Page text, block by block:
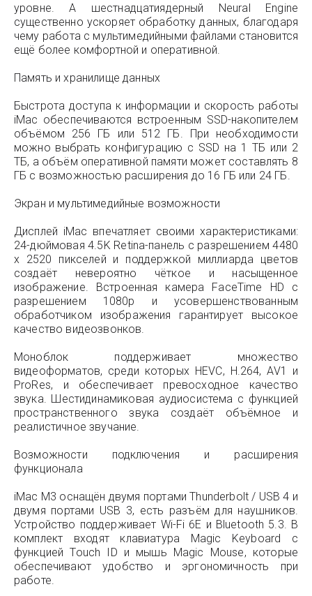
уровне. А шестнадцатиядерный Neural Engine
существенно ускоряет обработку данных, благодаря
чему работа с мультимедийными файлами становится
ещё более комфортной и оперативной.
Память и хранилище данных
Быстрота доступа к информации и скорость работы
iMac обеспечиваются встроенным SSD-накопителем
объёмом 256 ГБ или 512 ГБ. При необходимости
можно выбрать конфигурацию с SSD на 1 ТБ или 2
ТБ, а объём оперативной памяти может составлять 8
ГБ с возможностью расширения до 16 ГБ или 24 ГБ.
Экран и мультимедийные возможности
Дисплей iMac впечатляет своими характеристиками:
24-дюймовая 4.5K Retina-панель с разрешением 4480
x 2520 пикселей и поддержкой миллиарда цветов
создаёт невероятно чёткое и насыщенное
изображение. Встроенная камера FaceTime HD с
разрешением 1080p и усовершенствованным
обработчиком изображения гарантирует высокое
качество видеозвонков.
Моноблок поддерживает множество
видеоформатов, среди которых HEVC, H.264, AV1 и
ProRes, и обеспечивает превосходное качество
звука. Шестидинамиковая аудиосистема с функцией
пространственного звука создаёт объёмное и
реалистичное звучание.
Возможности подключения и расширения
функционала
iMac M3 оснащён двумя портами Thunderbolt / USB 4 и
двумя портами USB 3, есть разъём для наушников.
Устройство поддерживает Wi-Fi 6E и Bluetooth 5.3. В
комплект входят клавиатура Magic Keyboard с
функцией Touch ID и мышь Magic Mouse, которые
обеспечивают удобство и эргономичность при
работе.